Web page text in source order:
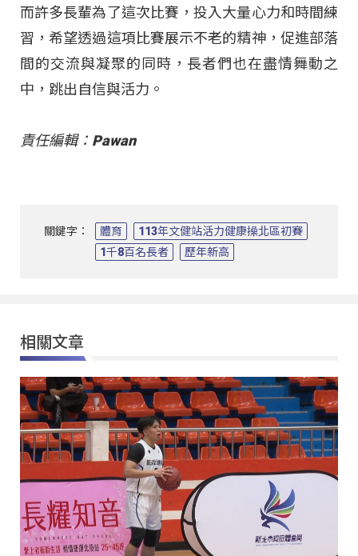
而許多長輩為了這次比賽，投入大量心力和時間練
習，希望透過這項比賽展示不老的精神，促進部落
間的交流與凝聚的同時，長者們也在盡情舞動之
中，跳出自信與活力。
責任編輯：Pawan
關鍵字： 體育
113年文健站活力健康操北區初賽
1千8百名長者
歷年新高
相關文章